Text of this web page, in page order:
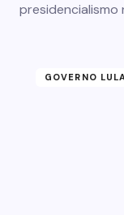
presidencialismo
GOVERNO